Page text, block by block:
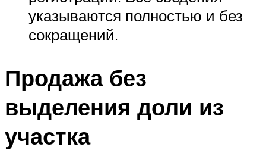
указываются полностью и без
сокращений.
Продажа без
выделения доли из
участка